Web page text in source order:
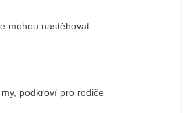
mohou nastěhovat
podkroví pro rodiče